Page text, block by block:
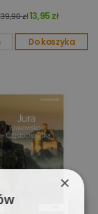
39,90 zł13,95 zł
Do koszyka
×